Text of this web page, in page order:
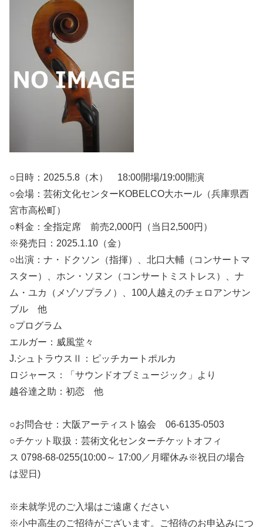
○日時：2025.5.8（木） 18:00開場/19:00開演
○会場：芸術文化センターKOBELCO大ホール（兵庫県西
宮市高松町）
○料金：全指定席 前売2,000円（当日2,500円）
※発売日：2025.1.10（金）
○出演：ナ・ドクソン（指揮）、北口大輔（コンサートマ
スター）、ホン・ソヌン（コンサートミストレス）、ナ
ム・ユカ（メゾソプラノ）、100人越えのチェロアンサン
ブル 他
○プログラム
エルガー：威風堂々
J.シュトラウスⅡ：ピッチカートポルカ
ロジャース：「サウンドオブミュージック」より
越谷達之助：初恋 他
○お問合せ：大阪アーティスト協会 06-6135-0503
○チケット取扱：芸術文化センターチケットオフィ
ス 0798‐68-0255(10:00～ 17:00／月曜休み※祝日の場合
は翌日)
※未就学児のご入場はご遠慮ください
※小中高生のご招待がございます。ご招待のお申込みにつ